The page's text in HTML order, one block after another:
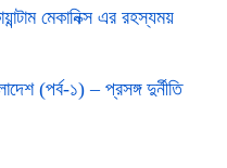
মেকানিক্স এর রহস্যময়
(পর্ব-১) – প্রসঙ্গ দুর্নীতি